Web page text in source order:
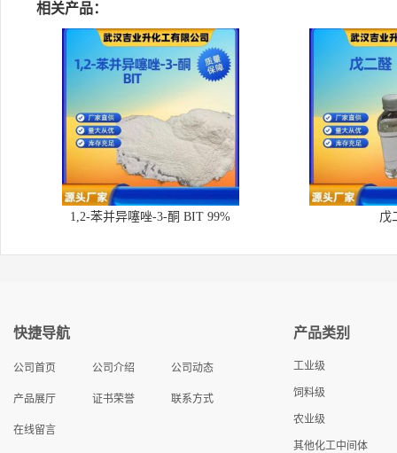
相关产品：
1,2-苯并异噻唑-3-酮 BIT 99% 戊
快捷导航
公司首页 公司介绍 公司动态
产品展厅 证书荣誉 联系方式
在线留言
产品类别
工业级
饲料级
农业级
其他化工中间体